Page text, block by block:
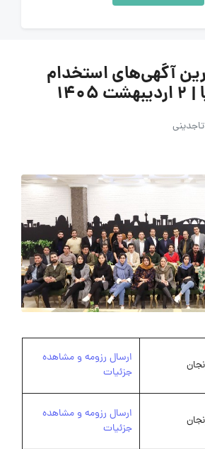
آگهی‌های استخدام
تاجدینی
ارسال رزومه و مشاهده
جزئیات
ارسال رزومه و مشاهده
جزئیات